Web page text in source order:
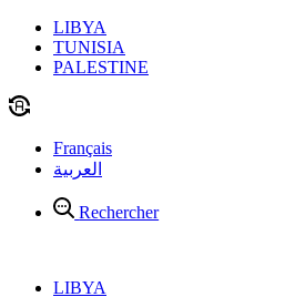
LIBYA
TUNISIA
PALESTINE
Français
العربية
Rechercher
LIBYA